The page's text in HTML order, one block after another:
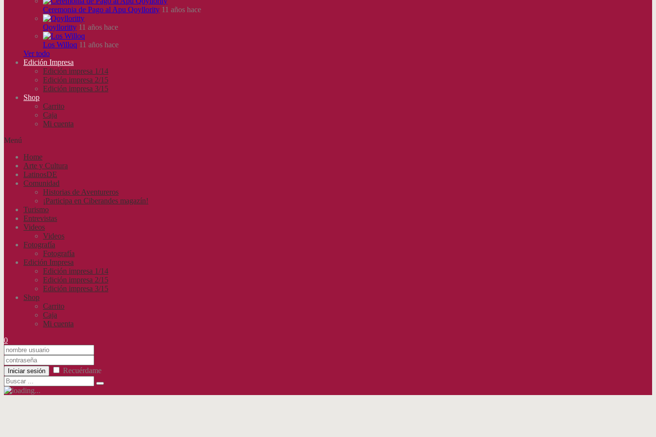
Ceremonia de Pago al Apu Qoyllority 11 años hace
Qoylloritty 11 años hace
Los Willoq 11 años hace
Ver todo
Edición Impresa
Edición impresa 1/14
Edición impresa 2/15
Edición impresa 3/15
Shop
Carrito
Caja
Mi cuenta
Menú
Home
Arte y Cultura
LatinosDE
Comunidad
Historias de Aventureros
¡Participa en Ciberandes magazín!
Turismo
Entrevistas
Videos
Videos
Fotografía
Fotografía
Edición Impresa
Edición impresa 1/14
Edición impresa 2/15
Edición impresa 3/15
Shop
Carrito
Caja
Mi cuenta
0
Iniciar sesión Recuérdame